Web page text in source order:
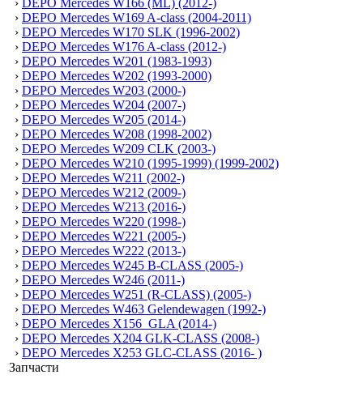
› DEPO Mercedes W169 A-class (2004-2011)
› DEPO Mercedes W170 SLK (1996-2002)
› DEPO Mercedes W176 A-class (2012-)
› DEPO Mercedes W201 (1983-1993)
› DEPO Mercedes W202 (1993-2000)
› DEPO Mercedes W203 (2000-)
› DEPO Mercedes W204 (2007-)
› DEPO Mercedes W205 (2014-)
› DEPO Mercedes W208 (1998-2002)
› DEPO Mercedes W209 CLK (2003-)
› DEPO Mercedes W210 (1995-1999) (1999-2002)
› DEPO Mercedes W211 (2002-)
› DEPO Mercedes W212 (2009-)
› DEPO Mercedes W213 (2016-)
› DEPO Mercedes W220 (1998-)
› DEPO Mercedes W221 (2005-)
› DEPO Mercedes W222 (2013-)
› DEPO Mercedes W245 B-CLASS (2005-)
› DEPO Mercedes W246 (2011-)
› DEPO Mercedes W251 (R-CLASS) (2005-)
› DEPO Mercedes W463 Gelendewagen (1992-)
› DEPO Mercedes X156 GLA (2014-)
› DEPO Mercedes X204 GLK-CLASS (2008-)
› DEPO Mercedes X253 GLC-CLASS (2016- )
Запчасти